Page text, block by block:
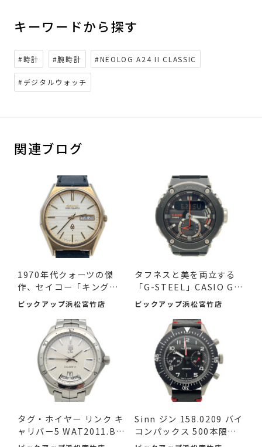
キーワードから探す
#時計 #腕時計 #NEOLOG A24 II CLASSIC
#デジタルウォッチ
関連ブログ
1970年代クォーツの傑
作、セイコー「キングク
ォー...
ピックアップ浜松宮竹店
タフネスと美を両立する
「G-STEEL」CASIO G-S
HOCK ...
ピックアップ浜松宮竹店
タグ・ホイヤー リンク キ
ャリバー5 WAT2011.BA
095...
Sinn ジン 158.0209 バイ
コンパックス 500本限定
品...